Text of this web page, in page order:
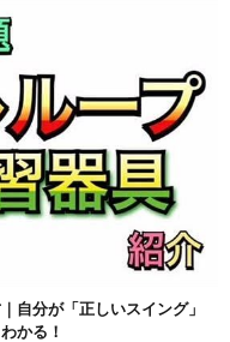
自分が「正しいスイング」
かる！